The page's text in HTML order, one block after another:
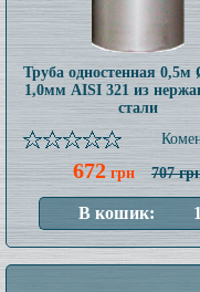
Труба одностенная
1,0мм AISI 321 из
стали
672 грн 707